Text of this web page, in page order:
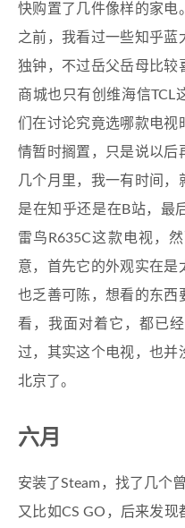
快购置了几件像样的家电
之前，我看过一些知乎蓝
独钟，不过岳父岳母比较
商城也只有创维海信TCL
们在讨论究竟选哪款电视
情暂时搁置，只是说以后
几个月里，我一有时间
是在知乎还是在B站，最
雷鸟R635C这款电视，
意，首先它的外观实在是
也乏善可陈，想看的东西
看，我面对着它，都已
过，其实这个电视，也并
北京了。
六月
安装了Steam，找了几个
又比如CS GO，后来发